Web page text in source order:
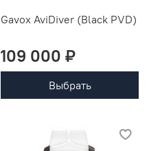
Gavox AviDiver (Black PVD)
109 000 ₽
Выбрать